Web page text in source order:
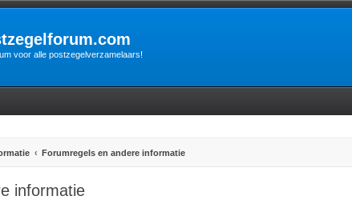
voor alle postzegelverzamelaars!
Forumregels en andere informatie
informatie